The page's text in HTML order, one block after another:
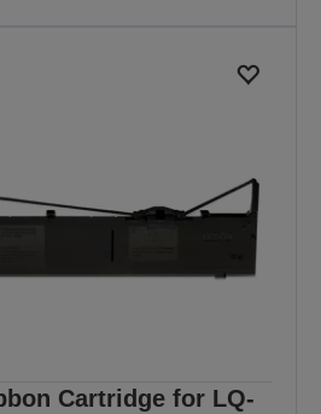
Cartridge for LQ-